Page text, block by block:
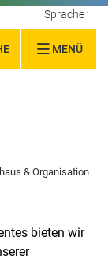
MENÜ
Sprache
& Organisation
bieten wir